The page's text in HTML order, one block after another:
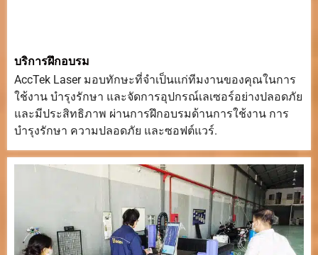
บริการฝึกอบรม
AccTek Laser มอบทักษะที่จำเป็นแก่ทีมงานของคุณในการ
ใช้งาน บำรุงรักษา และจัดการอุปกรณ์เลเซอร์อย่างปลอดภัย
และมีประสิทธิภาพ ผ่านการฝึกอบรมด้านการใช้งาน การ
บำรุงรักษา ความปลอดภัย และซอฟต์แวร์.